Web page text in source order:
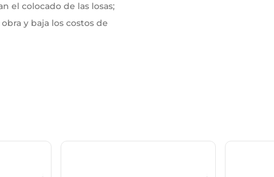
el colocado de las losas;
y baja los costos de